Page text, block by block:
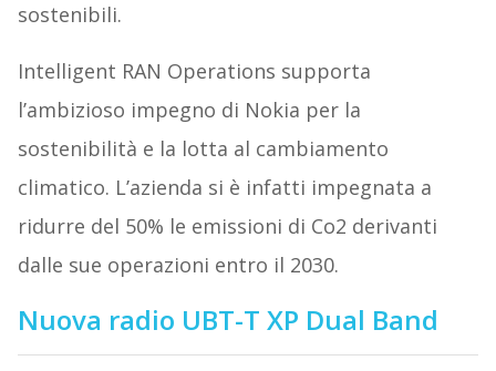
sostenibili.
Intelligent RAN Operations supporta
l’ambizioso impegno di Nokia per la
sostenibilità e la lotta al cambiamento
climatico. L’azienda si è infatti impegnata a
ridurre del 50% le emissioni di Co2 derivanti
dalle sue operazioni entro il 2030.
Nuova radio UBT-T XP Dual Band